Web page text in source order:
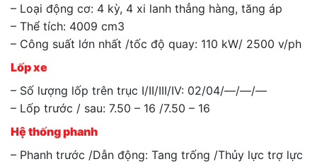
– Loại động cơ: 4 kỳ, 4 xi lanh thẳng hàng, tăng áp
– Thể tích: 4009 cm3
– Công suất lớn nhất /tốc độ quay: 110 kW/ 2500 v/ph
Lốp xe
– Số lượng lốp trên trục I/II/III/IV: 02/04/—/—/—
– Lốp trước / sau: 7.50 – 16 /7.50 – 16
Hệ thống phanh
– Phanh trước /Dẫn động: Tang trống /Thủy lực trợ lực